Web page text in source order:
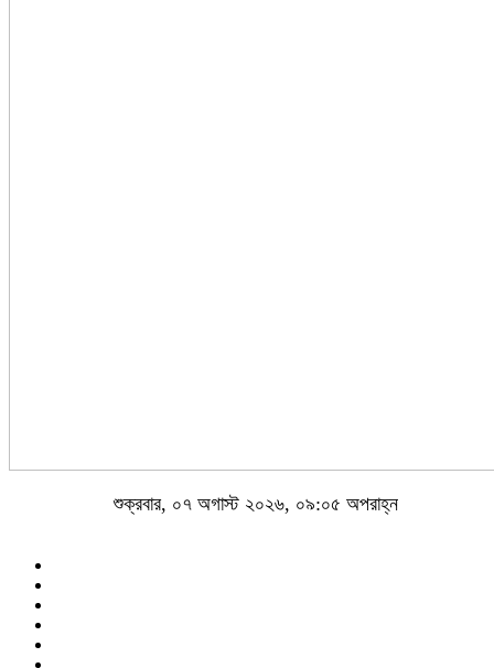
শুক্রবার, ০৭ অগাস্ট ২০২৬, ০৯:০৫ অপরাহ্ন